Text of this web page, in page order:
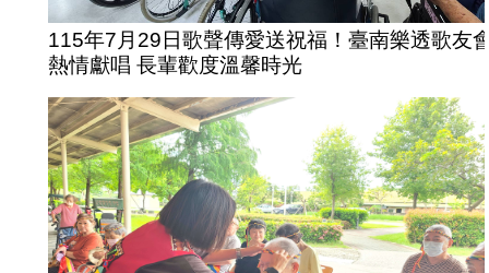
115年7月29日歌聲傳愛送祝福！臺南樂透歌友
熱情獻唱 長輩歡度溫馨時光